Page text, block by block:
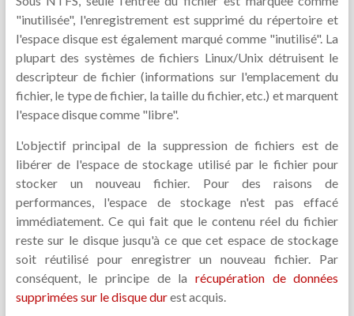
"inutilisée", l'enregistrement est supprimé du répertoire et
l'espace disque est également marqué comme "inutilisé". La
plupart des systèmes de fichiers Linux/Unix détruisent le
descripteur de fichier (informations sur l'emplacement du
fichier, le type de fichier, la taille du fichier, etc.) et marquent
l'espace disque comme "libre".
L'objectif principal de la suppression de fichiers est de
libérer de l'espace de stockage utilisé par le fichier pour
stocker un nouveau fichier. Pour des raisons de
performances, l'espace de stockage n'est pas effacé
immédiatement. Ce qui fait que le contenu réel du fichier
reste sur le disque jusqu'à ce que cet espace de stockage
soit réutilisé pour enregistrer un nouveau fichier. Par
conséquent, le principe de la récupération de données
supprimées sur le disque durest acquis.